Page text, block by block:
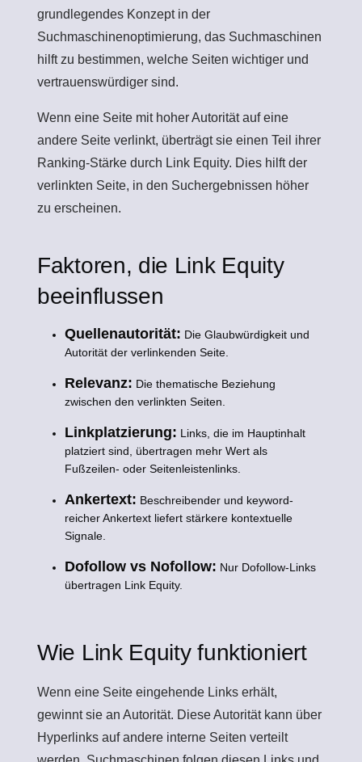
grundlegendes Konzept in der
Suchmaschinenoptimierung, das Suchmaschinen
hilft zu bestimmen, welche Seiten wichtiger und
vertrauenswürdiger sind.
Wenn eine Seite mit hoher Autorität auf eine
andere Seite verlinkt, überträgt sie einen Teil ihrer
Ranking-Stärke durch Link Equity. Dies hilft der
verlinkten Seite, in den Suchergebnissen höher
zu erscheinen.
Faktoren, die Link Equity
beeinflussen
Quellenautorität: Die Glaubwürdigkeit und
Autorität der verlinkenden Seite.
Relevanz: Die thematische Beziehung
zwischen den verlinkten Seiten.
Linkplatzierung: Links, die im Hauptinhalt
platziert sind, übertragen mehr Wert als
Fußzeilen- oder Seitenleistenlinks.
Ankertext: Beschreibender und keyword-
reicher Ankertext liefert stärkere kontextuelle
Signale.
Dofollow vs Nofollow: Nur Dofollow-Links
übertragen Link Equity.
Wie Link Equity funktioniert
Wenn eine Seite eingehende Links erhält,
gewinnt sie an Autorität. Diese Autorität kann über
Hyperlinks auf andere interne Seiten verteilt